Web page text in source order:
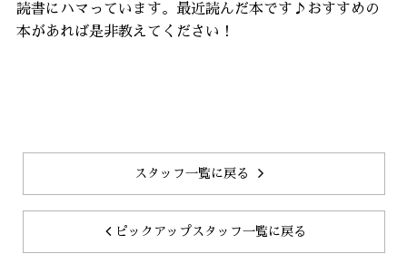
読書にハマっています。最近読んだ本です♪おすすめの
本があれば是非教えてください！
スタッフ一覧に戻る
ピックアップスタッフ一覧に戻る